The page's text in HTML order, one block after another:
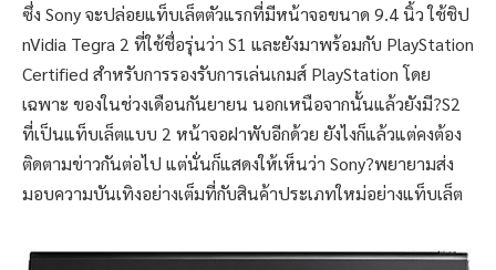
ซึ่ง Sony จะปล่อยแท็บเล็ตตัวแรกที่มีหน้าจอขนาด 9.4 นิ้ว ใช้ชิป
nVidia Tegra 2 ที่ใช้ชื่อรุ่นว่า S1 และยังมาพร้อมกับ PlayStation
Certified สำหรับการรองรับการเล่นเกมส์ PlayStation โดย
เฉพาะ ของในช่วงเดือนกันยายน นอกเหนือจากนั้นแล้วยังมี?S2
ที่เป็นแท็บเล็ตแบบ 2 หน้าจอฝาพับอีกด้วย ยังไงก็แล้วแต่คงต้อง
ติดตามข่าวกันต่อไป แต่นั่นก็แสดงให้เห็นว่า Sony?พยายามส่ง
มอบความบันเทิงอย่างเต็มที่กับสินค้าประเภทใหม่อย่างแท็บเล็ต